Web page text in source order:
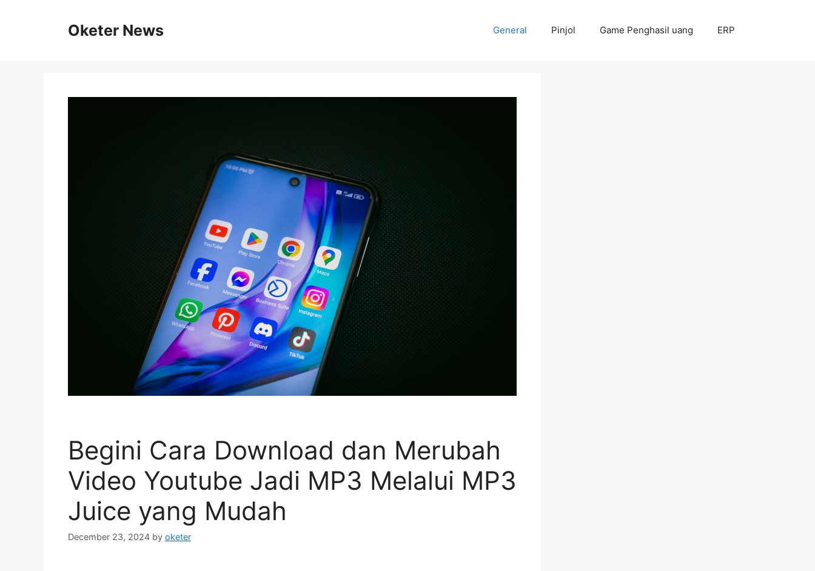
Oketer News General Pinjol Game Penghasil uang ERP
Begini Cara Download dan Merubah
Video Youtube Jadi MP3 Melalui MP3
Juice yang Mudah
December 23, 2024 by oketer